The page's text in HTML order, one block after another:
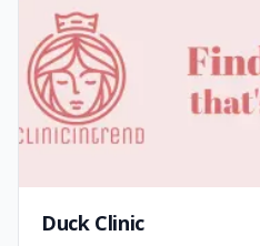
Duck Clinic